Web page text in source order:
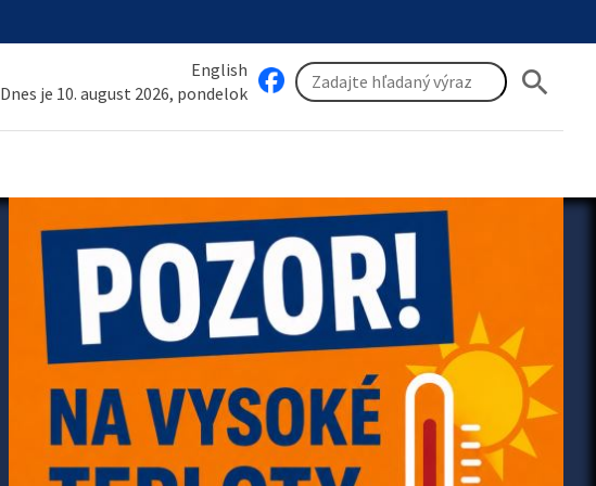
English
Dnes je 10. august 2026, pondelok
search